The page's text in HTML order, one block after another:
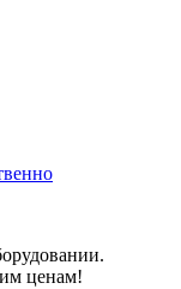
ценам!